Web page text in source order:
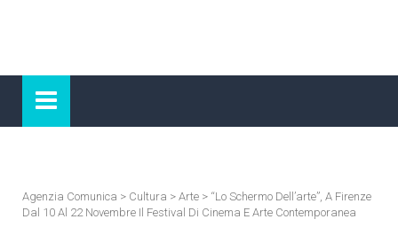
Agenzia Comunica > Cultura > Arte > “Lo Schermo Dell’arte”, A Firenze
Dal 10 Al 22 Novembre Il Festival Di Cinema E Arte Contemporanea